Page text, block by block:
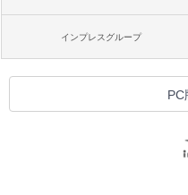
インプレスグループ
PC